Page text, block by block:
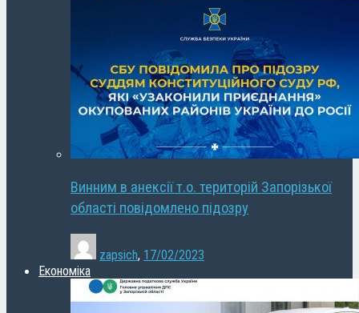
Винним в анексії т.о. територій Запорізької
області повідомлено підозру
zapsich, 17/02/2023
Економіка